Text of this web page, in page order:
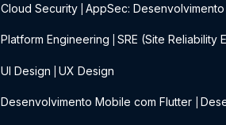
Cloud Security AppSec:
Platform Engineering SRE (Site Reliability
UI Design UX Design
Desenvolvimento Mobile com Flutter